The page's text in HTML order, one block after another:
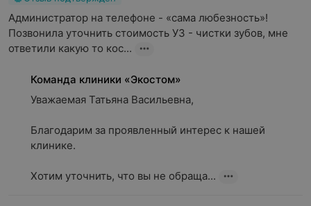
Администратор на телефоне - «сама любезность»!
Позвонила уточнить стоимость УЗ - чистки зубов, мне
ответили какую то кос...
Команда клиники «Экостом»
Уважаемая Татьяна Васильевна,
Благодарим за проявленный интерес к нашей
клинике.
Хотим уточнить, что вы не обраща...